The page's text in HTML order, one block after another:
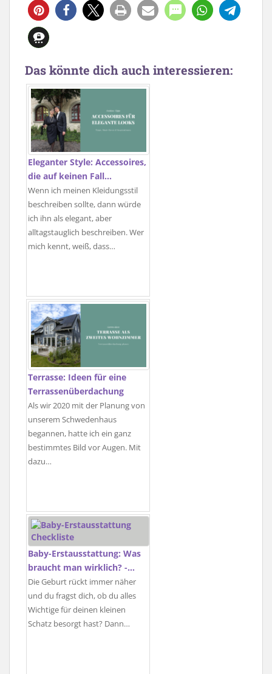
19
Das könnte dich auch interessieren:
Eleganter Style: Accessoires,
die auf keinen Fall…
Wenn ich meinen Kleidungsstil
beschreiben sollte, dann würde
ich ihn als elegant, aber
alltagstauglich beschreiben. Wer
mich kennt, weiß, dass…
Terrasse: Ideen für eine
Terrassenüberdachung
Als wir 2020 mit der Planung von
unserem Schwedenhaus
begannen, hatte ich ein ganz
bestimmtes Bild vor Augen. Mit
dazu…
Baby-Erstausstattung: Was
braucht man wirklich? -…
Die Geburt rückt immer näher
und du fragst dich, ob du alles
Wichtige für deinen kleinen
Schatz besorgt hast? Dann…